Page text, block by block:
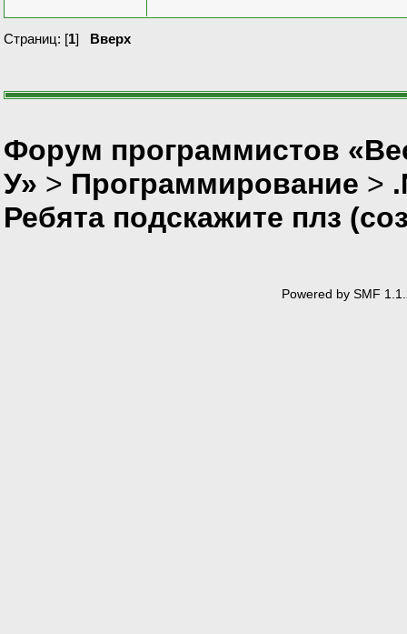
Страниц: [1] Вверх
Форум программистов
У» > Программирование >
Ребята подскажите плз
Powered by SMF